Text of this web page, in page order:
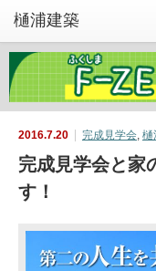
2016.7.20 完成見学会, 樋
完成見学会と家
す！